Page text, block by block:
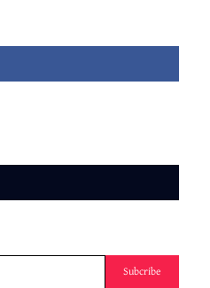
Subcribe